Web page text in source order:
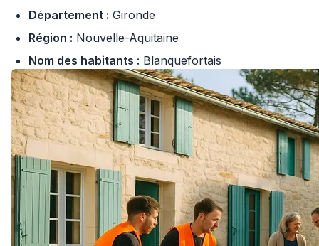
Département : Gironde
Région : Nouvelle-Aquitaine
Nom des habitants : Blanquefortais